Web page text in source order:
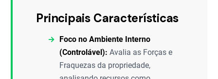
Principais Características
Foco no Ambiente Interno
(Controlável): Avalia as Forças e
Fraquezas da propriedade,